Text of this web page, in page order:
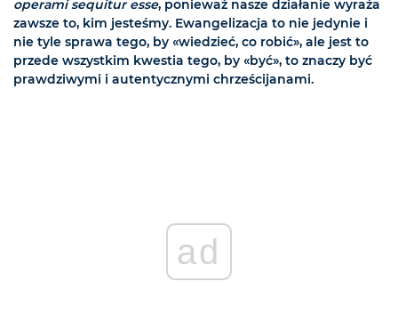
operami sequitur esse, ponieważ nasze działanie wyraża
zawsze to, kim jesteśmy. Ewangelizacja to nie jedynie i
nie tyle sprawa tego, by «wiedzieć, co robić», ale jest to
przede wszystkim kwestia tego, by «być», to znaczy być
prawdziwymi i autentycznymi chrześcijanami.
ad